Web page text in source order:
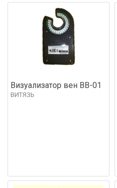
Визуализатор вен ВВ-01
ВИТЯЗЬ